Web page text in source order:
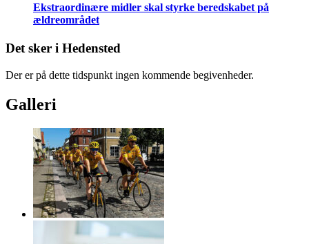
Ekstraordinære midler skal styrke beredskabet på
ældreområdet
Det sker i Hedensted
Der er på dette tidspunkt ingen kommende begivenheder.
Galleri